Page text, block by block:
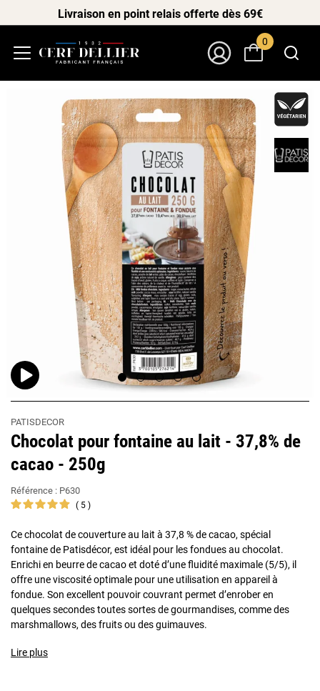
Livraison en point relais offerte dès 69€
0
PATISDECOR
Chocolat pour fontaine au lait - 37,8% de
cacao - 250g
Référence : P630
5
Ce chocolat de couverture au lait à 37,8 % de cacao, spécial
fontaine de Patisdécor, est idéal pour les fondues au chocolat.
Enrichi en beurre de cacao et doté d’une fluidité maximale (5/5), il
offre une viscosité optimale pour une utilisation en appareil à
fondue. Son excellent pouvoir couvrant permet d’enrober en
quelques secondes toutes sortes de gourmandises, comme des
marshmallows, des fruits ou des guimauves.
Lire plus